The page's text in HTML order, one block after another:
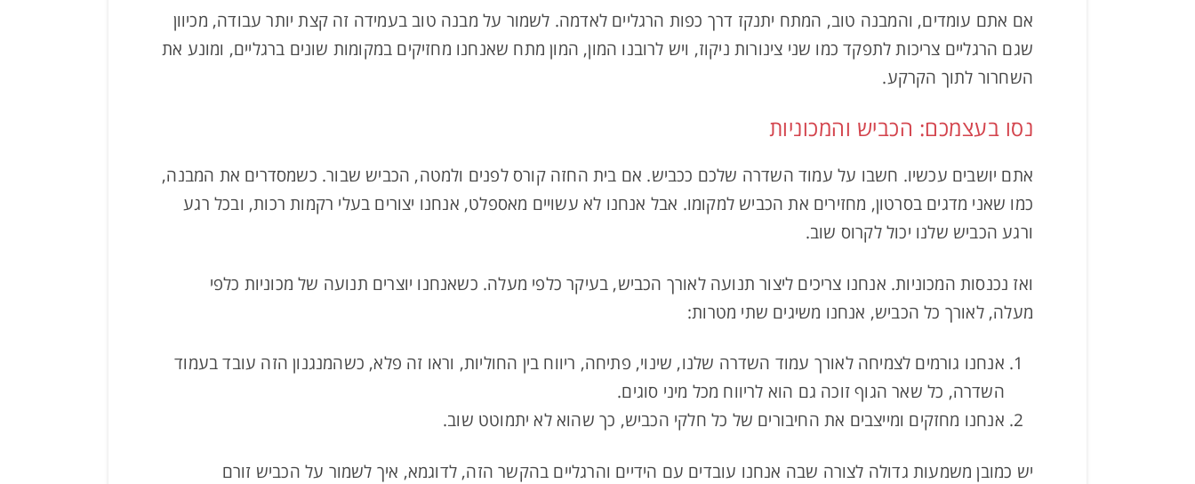
אם אתם עומדים, והמבנה טוב, המתח יתנקז דרך כפות הרגליים לאדמה. לשמור על מבנה טוב בעמידה זה קצת יותר עבודה, מכיוון
שגם הרגליים צריכות לתפקד כמו שני צינורות ניקוז, ויש לרובנו המון, המון מתח שאנחנו מחזיקים במקומות שונים ברגליים, ומונע את
השחרור לתוך הקרקע.
נסו בעצמכם: הכביש והמכוניות
אתם יושבים עכשיו. חשבו על עמוד השדרה שלכם ככביש. אם בית החזה קורס לפנים ולמטה, הכביש שבור. כשמסדרים את המבנה,
כמו שאני מדגים בסרטון, מחזירים את הכביש למקומו. אבל אנחנו לא עשויים מאספלט, אנחנו יצורים בעלי רקמות רכות, ובכל רגע
ורגע הכביש שלנו יכול לקרוס שוב.
ואז נכנסות המכוניות. אנחנו צריכים ליצור תנועה לאורך הכביש, בעיקר כלפי מעלה. כשאנחנו יוצרים תנועה של מכוניות כלפי
מעלה, לאורך כל הכביש, אנחנו משיגים שתי מטרות:
אנחנו גורמים לצמיחה לאורך עמוד השדרה שלנו, שינוי, פתיחה, ריווח בין החוליות, וראו זה פלא, כשהמנגנון הזה עובד בעמוד
השדרה, כל שאר הגוף זוכה גם הוא לריווח מכל מיני סוגים.
אנחנו מחזקים ומייצבים את החיבורים של כל חלקי הכביש, כך שהוא לא יתמוטט שוב.
יש כמובן משמעות גדולה לצורה שבה אנחנו עובדים עם הידיים והרגליים בהקשר הזה, לדוגמא, איך לשמור על הכביש זורם